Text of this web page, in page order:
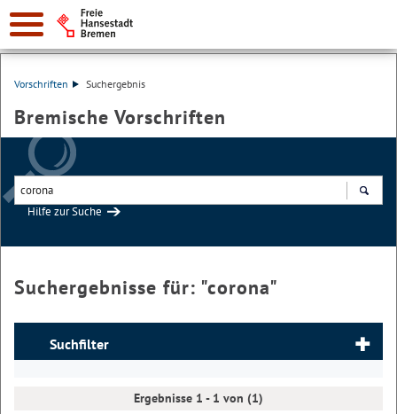
Vorschriften Suchergebnis
Bremische Vorschriften
Hilfe zur Suche
Suchergebnisse für: "corona"
Suchfilter
Ergebnisse 1 - 1 von (1)